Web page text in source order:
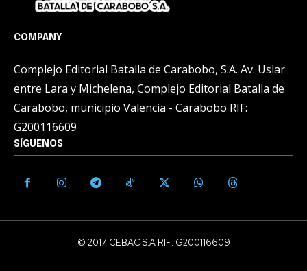
COMPANY
Complejo Editorial Batalla de Carabobo, S.A. Av. Uslar
entre Lara y Michelena, Complejo Editorial Batalla de
Carabobo, municipio Valencia - Carabobo RIF:
G200116609
SÍGUENOS
© 2017 CEBAC S.A RIF: G200116609